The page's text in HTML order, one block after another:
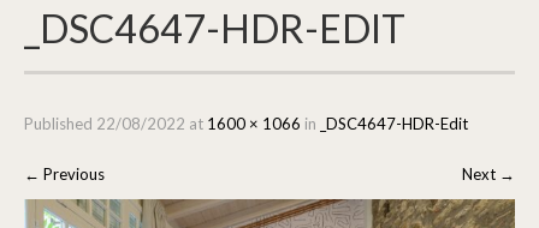
_DSC4647-HDR-EDIT
Published 22/08/2022 at 1600 × 1066 in _DSC4647-HDR-Edit
← Previous Next →